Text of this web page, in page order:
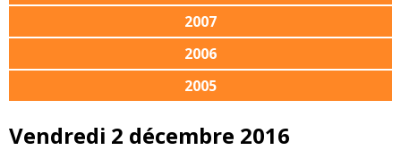
2007
2006
2005
Vendredi 2 décembre 2016